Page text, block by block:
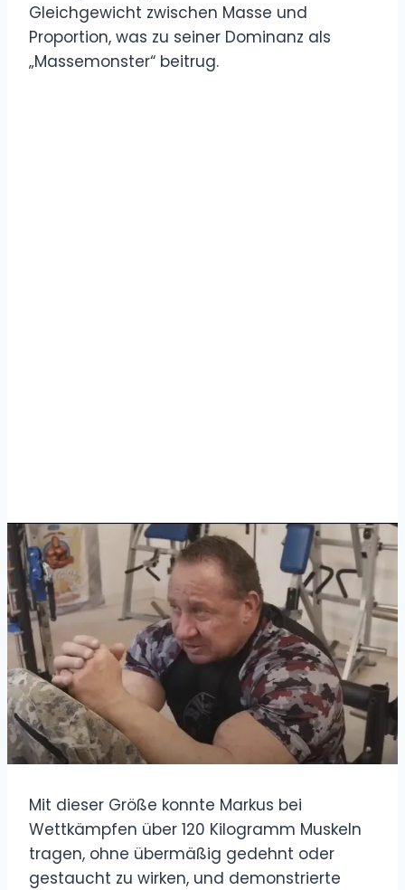
Gleichgewicht zwischen Masse und
Proportion, was zu seiner Dominanz als
„Massemonster“ beitrug.
Mit dieser Größe konnte Markus bei
Wettkämpfen über 120 Kilogramm Muskeln
tragen, ohne übermäßig gedehnt oder
gestaucht zu wirken, und demonstrierte